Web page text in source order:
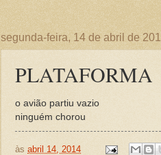
segunda-feira, 14 de abril de
PLATAFORMA
o avião partiu vazio
ninguém chorou
às abril 14, 2014